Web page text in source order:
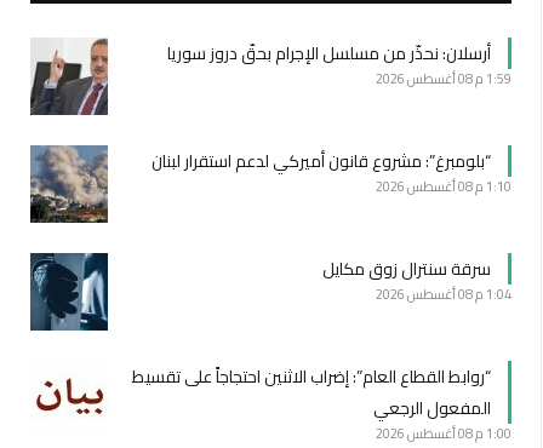
أرسلان: نحذّر من مسلسل الإجرام بحقّ دروز سوريا
1:59 م 08 أغسطس 2026
“بلومبرغ”: مشروع قانون أميركي لدعم استقرار لبنان
1:10 م 08 أغسطس 2026
سرقة سنترال زوق مكايل
1:04 م 08 أغسطس 2026
“روابط القطاع العام”: إضراب الاثنين احتجاجاً على تقسيط
المفعول الرجعي
1:00 م 08 أغسطس 2026